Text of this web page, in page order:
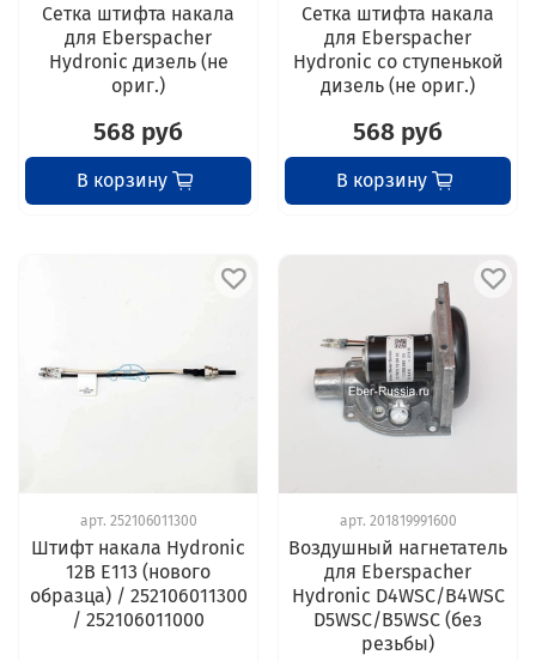
Сетка штифта накала
для Eberspacher
Hydronic дизель (не
ориг.)
568 руб
В корзину
Сетка штифта накала
для Eberspacher
Hydronic со ступенькой
дизель (не ориг.)
568 руб
В корзину
арт. 252106011300
Штифт накала Hydronic
12В E113 (нового
образца) / 252106011300
/ 252106011000
арт. 201819991600
Воздушный нагнетатель
для Eberspacher
Hydronic D4WSC/B4WSC
D5WSC/B5WSC (без
резьбы)